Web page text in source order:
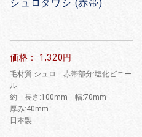
シュロタワシ (赤帯)
価格： 1,320円
毛材質:シュロ 赤帯部分:塩化ビニー
ル
約 長さ:100mm 幅:70mm
厚み:40mm
日本製